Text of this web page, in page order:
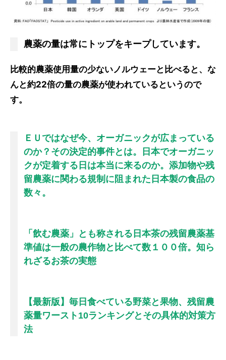
農薬の量は常にトップをキープしています。
比較的農薬使用量の少ないノルウェーと比べると、な
んと約22倍の量の農薬が使われているというので
す。
ＥＵではなぜ今、オーガニックが広まっている
のか？その決定的事件とは。日本でオーガニッ
クが定着する日は本当に来るのか。添加物や残
留農薬に関わる規制に阻まれた日本製の食品の
数々。
「飲む農薬」とも称される日本茶の残留農薬基
準値は一般の農作物と比べて数１００倍。知ら
れざるお茶の実態
【最新版】毎日食べている野菜と果物、残留農
薬量ワースト10ランキングとその具体的対策方
法